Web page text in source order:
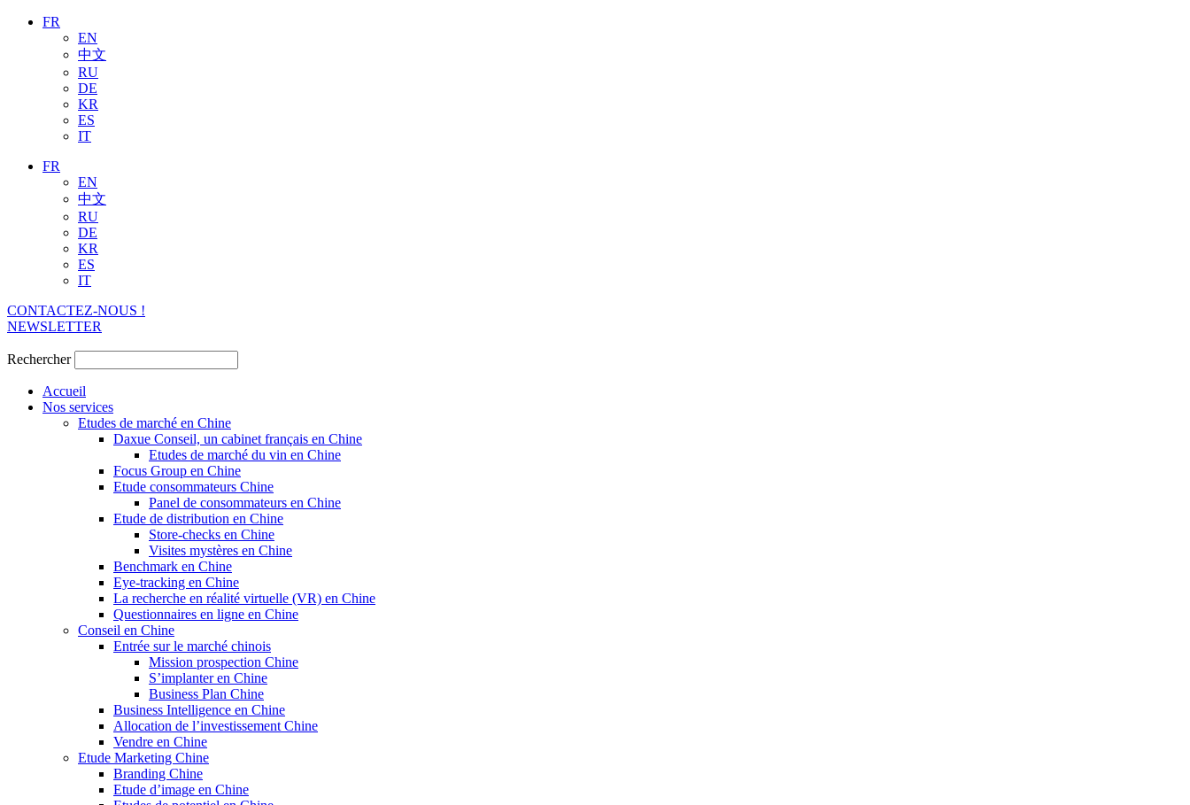
FR
EN
中文
RU
DE
KR
ES
IT
FR
EN
中文
RU
DE
KR
ES
IT
CONTACTEZ-NOUS !
NEWSLETTER
Rechercher
Accueil
Nos services
Etudes de marché en Chine
Daxue Conseil, un cabinet français en Chine
Etudes de marché du vin en Chine
Focus Group en Chine
Etude consommateurs Chine
Panel de consommateurs en Chine
Etude de distribution en Chine
Store-checks en Chine
Visites mystères en Chine
Benchmark en Chine
Eye-tracking en Chine
La recherche en réalité virtuelle (VR) en Chine
Questionnaires en ligne en Chine
Conseil en Chine
Entrée sur le marché chinois
Mission prospection Chine
S’implanter en Chine
Business Plan Chine
Business Intelligence en Chine
Allocation de l’investissement Chine
Vendre en Chine
Etude Marketing Chine
Branding Chine
Etude d’image en Chine